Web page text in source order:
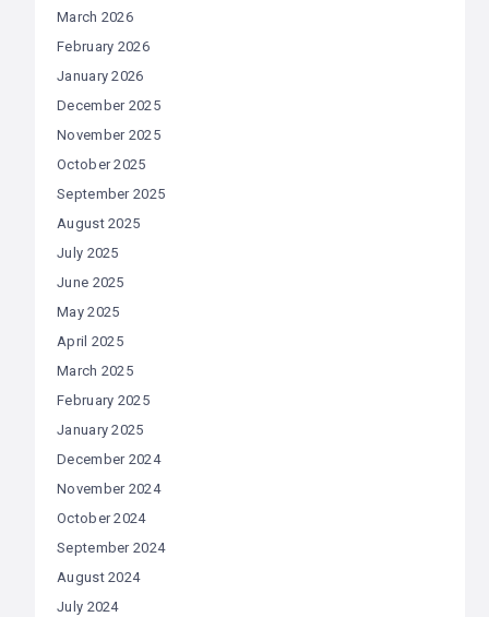
March 2026
February 2026
January 2026
December 2025
November 2025
October 2025
September 2025
August 2025
July 2025
June 2025
May 2025
April 2025
March 2025
February 2025
January 2025
December 2024
November 2024
October 2024
September 2024
August 2024
July 2024